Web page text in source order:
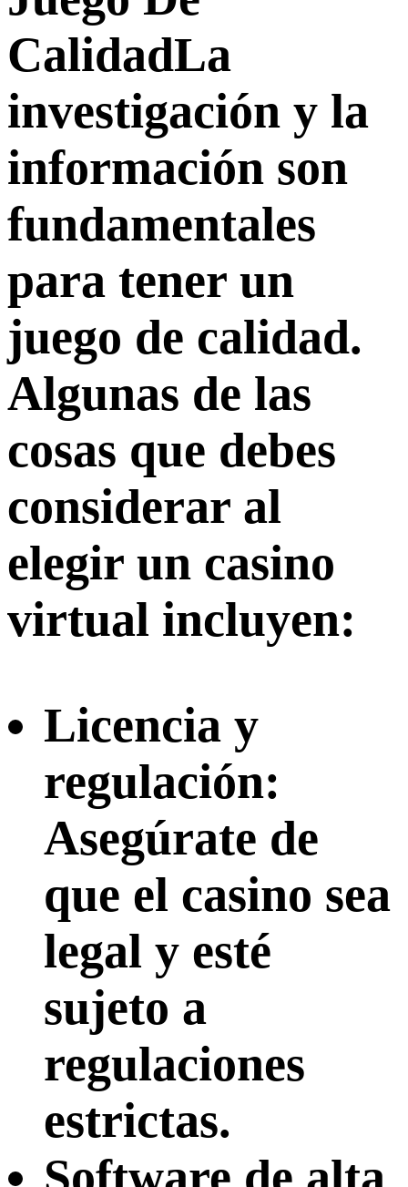
CalidadLa
investigación y la
información son
fundamentales
para tener un
juego de calidad.
Algunas de las
cosas que debes
considerar al
elegir un casino
virtual incluyen:
Licencia y
regulación:
Asegúrate de
que el casino sea
legal y esté
sujeto a
regulaciones
estrictas.